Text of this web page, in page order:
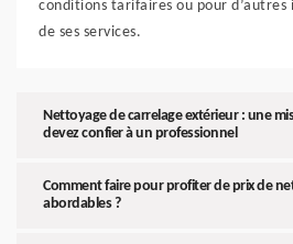
conditions tarifaires ou pour d’autres
de ses services.
Nettoyage de carrelage extérieur : une
devez confier à un professionnel
Comment faire pour profiter de prix de
abordables ?